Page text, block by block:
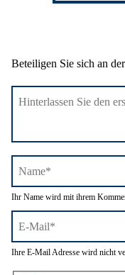
Beteiligen Sie sich an
Name*
Ihr Name wird mit ihrem
E-
Mail*
Ihre E-Mail Adresse wird nicht